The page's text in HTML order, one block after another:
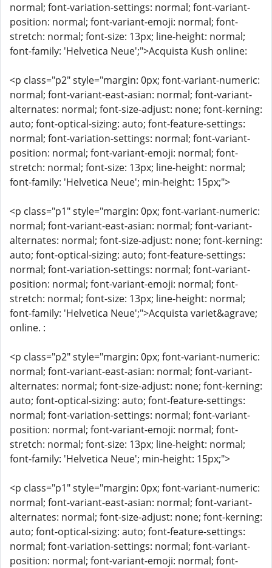
normal; font-variation-settings: normal; font-variant-
position: normal; font-variant-emoji: normal; font-
stretch: normal; font-size: 13px; line-height: normal;
font-family: 'Helvetica Neue';">Acquista Kush online:
<p class="p2" style="margin: 0px; font-variant-numeric:
normal; font-variant-east-asian: normal; font-variant-
alternates: normal; font-size-adjust: none; font-kerning:
auto; font-optical-sizing: auto; font-feature-settings:
normal; font-variation-settings: normal; font-variant-
position: normal; font-variant-emoji: normal; font-
stretch: normal; font-size: 13px; line-height: normal;
font-family: 'Helvetica Neue'; min-height: 15px;">
<p class="p1" style="margin: 0px; font-variant-numeric:
normal; font-variant-east-asian: normal; font-variant-
alternates: normal; font-size-adjust: none; font-kerning:
auto; font-optical-sizing: auto; font-feature-settings:
normal; font-variation-settings: normal; font-variant-
position: normal; font-variant-emoji: normal; font-
stretch: normal; font-size: 13px; line-height: normal;
font-family: 'Helvetica Neue';">Acquista variet&agrave;
online. :
<p class="p2" style="margin: 0px; font-variant-numeric:
normal; font-variant-east-asian: normal; font-variant-
alternates: normal; font-size-adjust: none; font-kerning:
auto; font-optical-sizing: auto; font-feature-settings:
normal; font-variation-settings: normal; font-variant-
position: normal; font-variant-emoji: normal; font-
stretch: normal; font-size: 13px; line-height: normal;
font-family: 'Helvetica Neue'; min-height: 15px;">
<p class="p1" style="margin: 0px; font-variant-numeric:
normal; font-variant-east-asian: normal; font-variant-
alternates: normal; font-size-adjust: none; font-kerning:
auto; font-optical-sizing: auto; font-feature-settings:
normal; font-variation-settings: normal; font-variant-
position: normal; font-variant-emoji: normal; font-